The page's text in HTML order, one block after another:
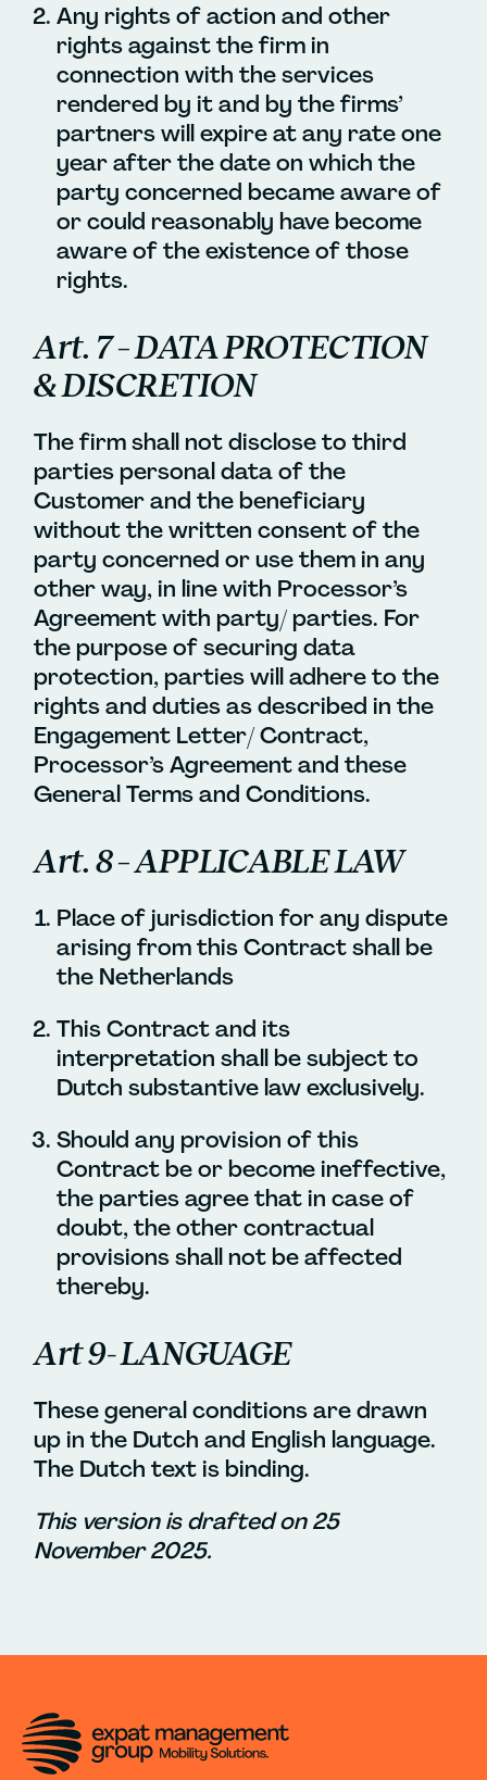
Any rights of action and other
rights against the firm in
connection with the services
rendered by it and by the firms’
partners will expire at any rate one
year after the date on which the
party concerned became aware of
or could reasonably have become
aware of the existence of those
rights.
Art. 7 – DATA PROTECTION
& DISCRETION
The firm shall not disclose to third
parties personal data of the
Customer and the beneficiary
without the written consent of the
party concerned or use them in any
other way, in line with Processor’s
Agreement with party/ parties. For
the purpose of securing data
protection, parties will adhere to the
rights and duties as described in the
Engagement Letter/ Contract,
Processor’s Agreement and these
General Terms and Conditions.
Art. 8 – APPLICABLE LAW
Place of jurisdiction for any dispute
arising from this Contract shall be
the Netherlands
This Contract and its
interpretation shall be subject to
Dutch substantive law exclusively.
Should any provision of this
Contract be or become ineffective,
the parties agree that in case of
doubt, the other contractual
provisions shall not be affected
thereby.
Art 9- LANGUAGE
These general conditions are drawn
up in the Dutch and English language.
The Dutch text is binding.
This version is drafted on 25
November 2025.